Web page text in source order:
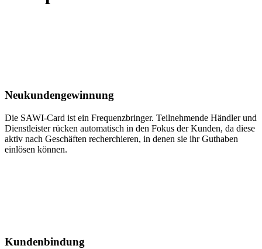
Neukundengewinnung
Die SAWI-Card ist ein Frequenzbringer. Teilnehmende Händler und
Dienstleister rücken automatisch in den Fokus der Kunden, da diese
aktiv nach Geschäften recherchieren, in denen sie ihr Guthaben
einlösen können.
Kundenbindung